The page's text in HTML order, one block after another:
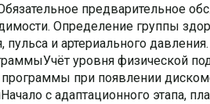
предварительное
Определение группы
и артериального давления.
уровня физической
при появлении
с адаптационного этапа,